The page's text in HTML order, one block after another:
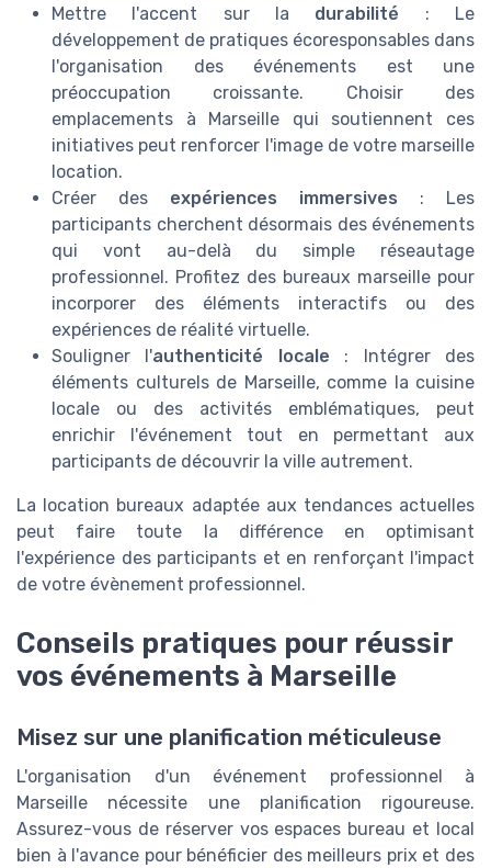
Mettre l'accent sur la durabilité : Le
développement de pratiques écoresponsables dans
l'organisation des événements est une
préoccupation croissante. Choisir des
emplacements à Marseille qui soutiennent ces
initiatives peut renforcer l'image de votre marseille
location.
Créer des expériences immersives : Les
participants cherchent désormais des événements
qui vont au-delà du simple réseautage
professionnel. Profitez des bureaux marseille pour
incorporer des éléments interactifs ou des
expériences de réalité virtuelle.
Souligner l'authenticité locale : Intégrer des
éléments culturels de Marseille, comme la cuisine
locale ou des activités emblématiques, peut
enrichir l'événement tout en permettant aux
participants de découvrir la ville autrement.
La location bureaux adaptée aux tendances actuelles
peut faire toute la différence en optimisant
l'expérience des participants et en renforçant l'impact
de votre évènement professionnel.
Conseils pratiques pour réussir
vos événements à Marseille
Misez sur une planification méticuleuse
L'organisation d'un événement professionnel à
Marseille nécessite une planification rigoureuse.
Assurez-vous de réserver vos espaces bureau et
local
bien à l'avance pour bénéficier des meilleurs prix et des